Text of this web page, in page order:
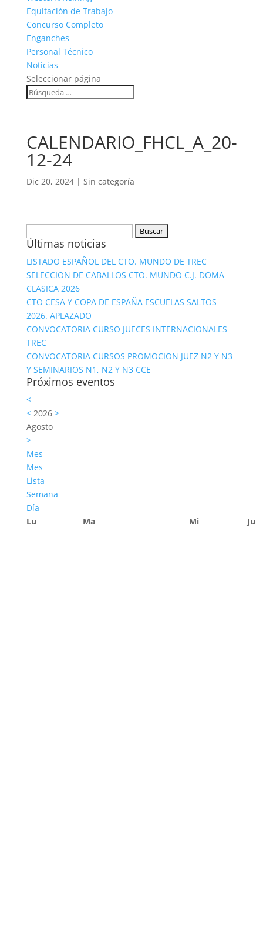
Equitación de Trabajo
Concurso Completo
Enganches
Personal Técnico
Noticias
Seleccionar página
CALENDARIO_FHCL_A_20-
12-24
Dic 20, 2024| Sin categoría
Últimas noticias
LISTADO ESPAÑOL DEL CTO. MUNDO DE TREC
SELECCION DE CABALLOS CTO. MUNDO C.J. DOMA
CLASICA 2026
CTO CESA Y COPA DE ESPAÑA ESCUELAS SALTOS
2026. APLAZADO
CONVOCATORIA CURSO JUECES INTERNACIONALES
TREC
CONVOCATORIA CURSOS PROMOCION JUEZ N2 Y N3
Y SEMINARIOS N1, N2 Y N3 CCE
Próximos eventos
<
<2026 >
Agosto
>
Mes
Mes
Lista
Semana
Día
Lu
Ma Mi Ju